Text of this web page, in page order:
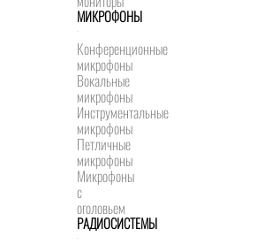
МИКРОФОНЫ
Конференционные
микрофоны
Вокальные
микрофоны
Инструментальные
микрофоны
Петличные
микрофоны
Микрофоны
с
оголовьем
РАДИОСИСТЕМЫ